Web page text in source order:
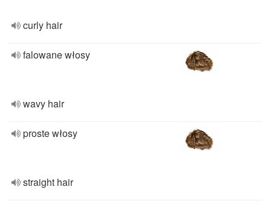
curly hair
falowane włosy
wavy hair
proste włosy
straight hair